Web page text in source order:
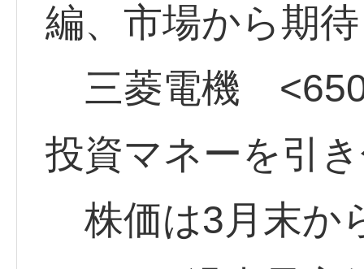
編、市場から期待
三菱電機
投資マネーを引
株価は3月末か